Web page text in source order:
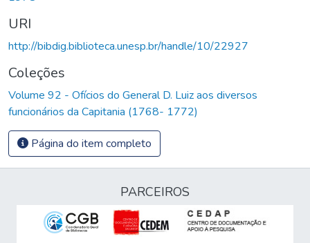
URI
http://bibdig.biblioteca.unesp.br/handle/10/22927
Coleções
Volume 92 - Ofícios do General D. Luiz aos diversos
funcionários da Capitania (1768- 1772)
Página do item completo
PARCEIROS